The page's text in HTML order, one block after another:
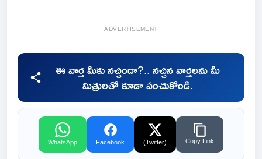
ADVERTISEMENT
ఈ వార్త మీకు నచ్చిందా?.. నచ్చిన వార్తలను మీ
మిత్రులతో కూడా పంచుకోండి.
WhatsApp Facebook (Twitter) Copy Link